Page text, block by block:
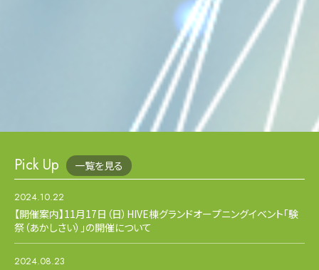
Pick Up 一覧を見る
2024.10.22
【開催案内】11月17日（日）HIVE棟グランドオープニングイベント「験
祭（あかしさい）」の開催について
2024.08.23